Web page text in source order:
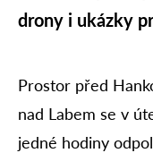
drony i ukázky
Prostor před
nad Labem se v
jedné hodiny